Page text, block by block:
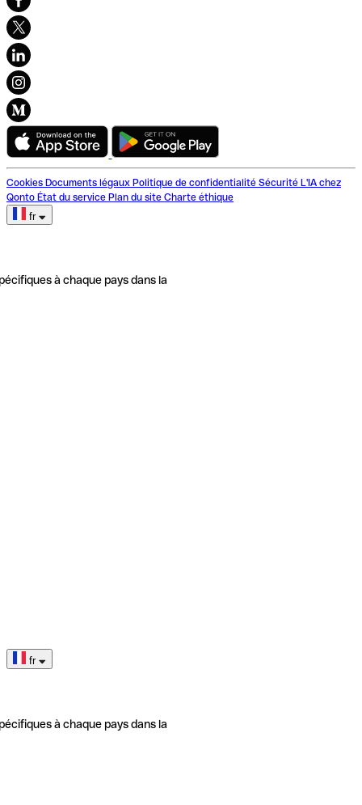
Cookies Documents légaux Politique de confidentialité Sécurité L'IA chez
Qonto État du service Plan du site Charte éthique
fr
à chaque pays dans la
fr
à chaque pays dans la